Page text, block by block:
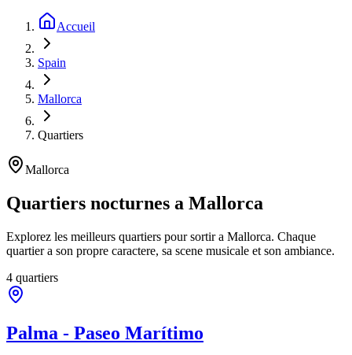
Accueil
Spain
Mallorca
Quartiers
Mallorca
Quartiers nocturnes a Mallorca
Explorez les meilleurs quartiers pour sortir a Mallorca. Chaque
quartier a son propre caractere, sa scene musicale et son ambiance.
4 quartiers
Palma - Paseo Marítimo